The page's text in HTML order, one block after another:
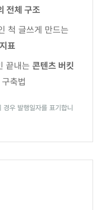
전체 구조
척 글쓰게 만드는
표
끝내는 콘텐츠 버킷
구축법
우 발행일자를 표기합니